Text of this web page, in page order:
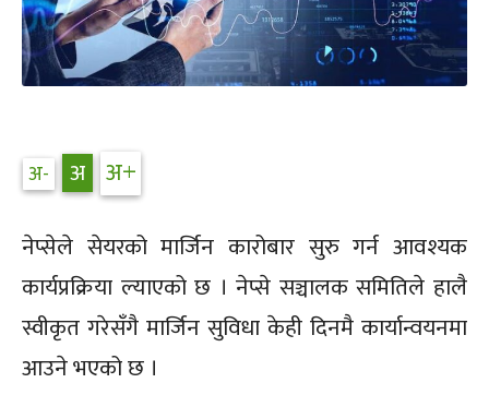
नेप्सेले सेयरको मार्जिन कारोबार सुरु गर्न आवश्यक
कार्यप्रक्रिया ल्याएको छ । नेप्से सञ्चालक समितिले हालै
स्वीकृत गरेसँगै मार्जिन सुविधा केही दिनमै कार्यान्वयनमा
आउने भएको छ ।